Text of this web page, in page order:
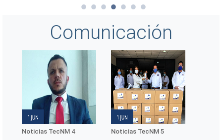
Comunicación
Noticias TecNM 4 Noticias TecNM 5